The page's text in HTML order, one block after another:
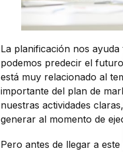
La planificación nos
podemos predecir el
está muy relacionado al
importante del plan de
nuestras actividades
generar al momento de
Pero antes de llegar a